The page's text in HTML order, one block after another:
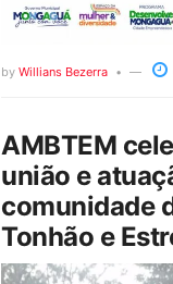
by Willians Bezerra
AMBTEM
união e
comunidade
Tonhão e